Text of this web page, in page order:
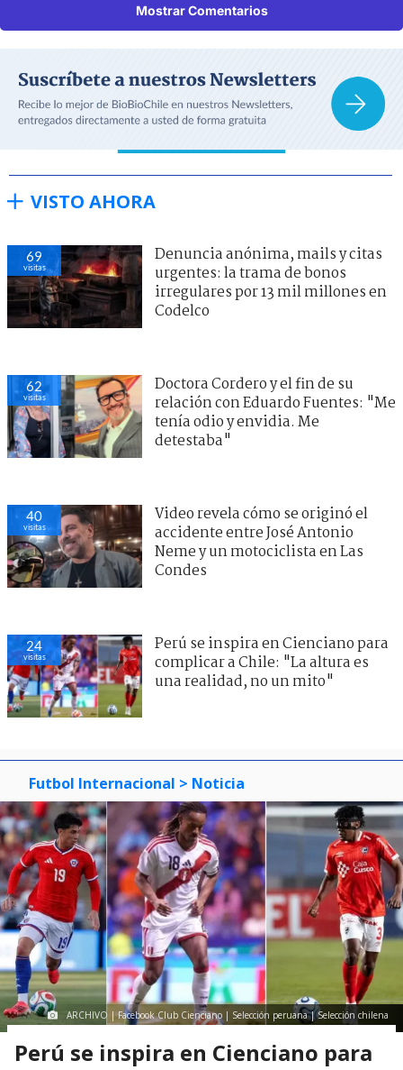
Mostrar Comentarios
VISTO AHORA
69
visitas
Denuncia anónima, mails y citas
urgentes: la trama de bonos
irregulares por 13 mil millones en
Codelco
62
visitas
Doctora Cordero y el fin de su
relación con Eduardo Fuentes: "Me
tenía odio y envidia. Me
detestaba"
40
visitas
Video revela cómo se originó el
accidente entre José Antonio
Neme y un motociclista en Las
Condes
24
visitas
Perú se inspira en Cienciano para
complicar a Chile: "La altura es
una realidad, no un mito"
Futbol Internacional > Noticia
ARCHIVO | Facebook Club Cienciano | Selección peruana | Selección chilena
Perú se inspira en Cienciano para